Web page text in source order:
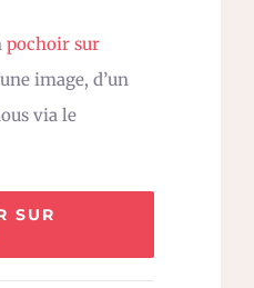
pochoir sur
image, d’un
via le
SUR